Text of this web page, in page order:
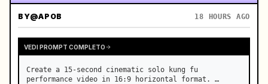
BY@APOB 18 HOURS AGO
VEDI PROMPT COMPLETO
Create a 15-second cinematic solo kung fu
performance video in 16:9 horizontal format. …